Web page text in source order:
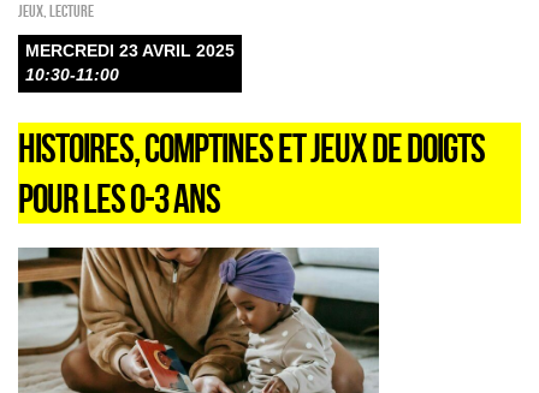
Jeux Lecture
MERCREDI 23 AVRIL 2025
10:30-11:00
HISTOIRES, COMPTINES ET JEUX DE DOIGTS
POUR LES 0-3 ANS